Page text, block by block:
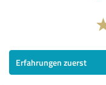
Erfahrungen zuerst